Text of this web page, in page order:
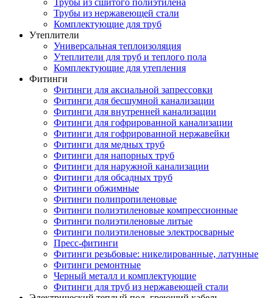
Трубы из сшитого полиэтилена
Трубы из нержавеющей стали
Комплектующие для труб
Утеплители
Универсальная теплоизоляция
Утеплители для труб и теплого пола
Комплектующие для утепления
Фитинги
Фитинги для аксиальной запрессовки
Фитинги для бесшумной канализации
Фитинги для внутренней канализации
Фитинги для гофрированной канализации
Фитинги для гофрированной нержавейки
Фитинги для медных труб
Фитинги для напорных труб
Фитинги для наружной канализации
Фитинги для обсадных труб
Фитинги обжимные
Фитинги полипропиленовые
Фитинги полиэтиленовые компрессионные
Фитинги полиэтиленовые литые
Фитинги полиэтиленовые электросварные
Пресс-фитинги
Фитинги резьбовые: никелированные, латунные
Фитинги ремонтные
Черный металл и комплектующие
Фитинги для труб из нержавеющей стали